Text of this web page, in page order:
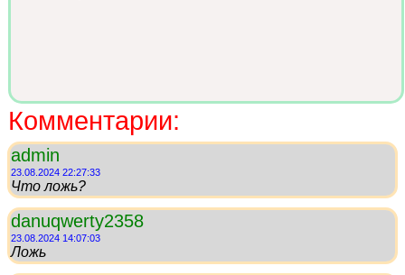
Комментарии:
admin
23.08.2024 22:27:33
Что ложь?
danuqwerty2358
23.08.2024 14:07:03
Ложь